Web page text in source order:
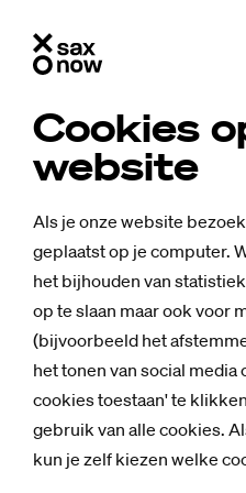
Cookies
website
Als je onze website
geplaatst op je computer.
het bijhouden van
op te slaan maar ook voor
(bijvoorbeeld het
het tonen van social media
cookies toestaan' te
gebruik van alle cookies.
kun je zelf kiezen welke